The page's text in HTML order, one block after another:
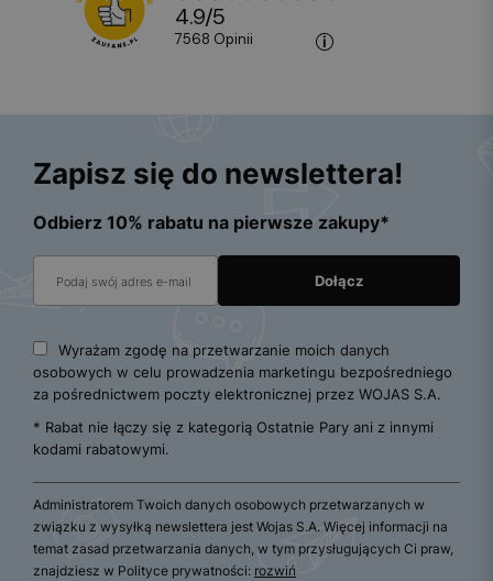
4.9/5
7568 opinii
Zapisz się do newslettera!
Odbierz 10% rabatu na pierwsze zakupy*
Wyrażam zgodę na przetwarzanie moich danych
osobowych w celu prowadzenia marketingu bezpośredniego
za pośrednictwem poczty elektronicznej przez WOJAS S.A.
* Rabat nie łączy się z kategorią Ostatnie Pary ani z innymi
kodami rabatowymi.
Administratorem Twoich danych osobowych przetwarzanych w
związku z wysyłką newslettera jest Wojas S.A. Więcej informacji na
temat zasad przetwarzania danych, w tym przysługujących Ci praw,
znajdziesz w Polityce prywatności: rozwiń